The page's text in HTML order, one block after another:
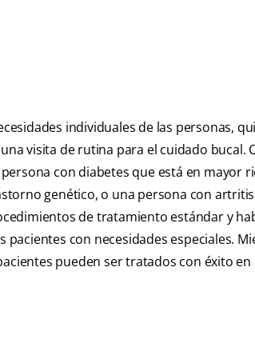
individuales de las personas,
visita de rutina para el cuidado bucal.
con diabetes que está en mayor
genético, o una persona con
de tratamiento estándar y
con necesidades especiales.
pueden ser tratados con éxito en